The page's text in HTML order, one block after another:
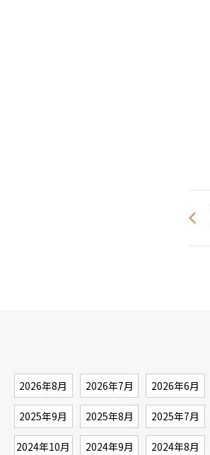
2026年8月 2026年7月 2026年6月
2025年9月 2025年8月 2025年7月
2024年10月 2024年9月 2024年8月